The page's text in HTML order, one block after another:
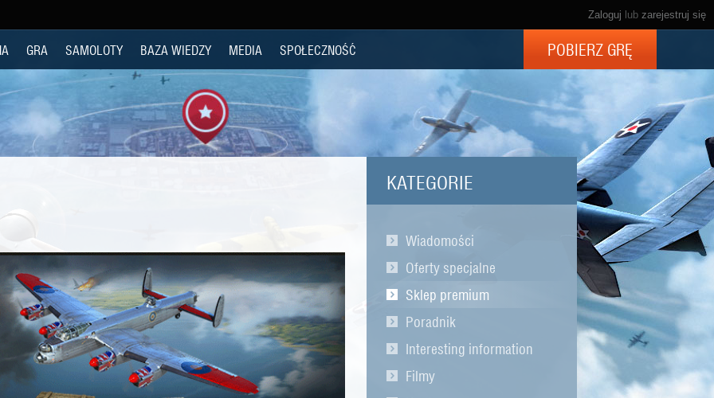
Zaloguj lub zarejestruj się
GRA SAMOLOTY BAZA WIEDZY MEDIA SPOŁECZNOŚĆ POBIERZ GRĘ
KATEGORIE
Wiadomości
Oferty specjalne
Sklep premium
Poradnik
Interesting information
Filmy